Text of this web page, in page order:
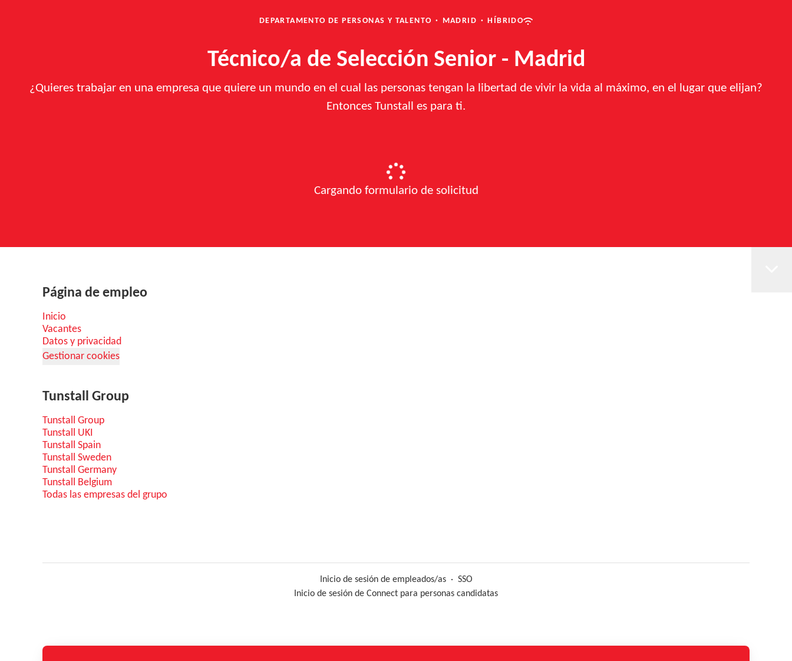
DEPARTAMENTO DE PERSONAS Y TALENTO · MADRID · HÍBRIDO
Técnico/a de Selección Senior - Madrid
¿Quieres trabajar en una empresa que quiere un mundo en el cual las personas tengan la libertad de vivir la vida al máximo, en el lugar que elijan?
Entonces Tunstall es para ti.
Cargando formulario de solicitud
Página de empleo
Inicio
Vacantes
Datos y privacidad
Gestionar cookies
Tunstall Group
Tunstall Group
Tunstall UKI
Tunstall Spain
Tunstall Sweden
Tunstall Germany
Tunstall Belgium
Todas las empresas del grupo
Inicio de sesión de empleados/as · SSO
Inicio de sesión de Connect para personas candidatas